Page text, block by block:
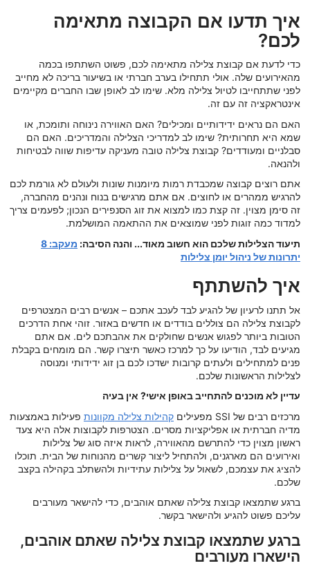
איך תדעו אם הקבוצה מתאימה
לכם?
כדי לדעת אם קבוצת צלילה מתאימה לכם, פשוט השתתפו בכמה
מהאירועים שלה. אולי תתחילו בערב חברתי או בשיעור בריכה לא מחייב
לפני שתתחייבו לטיול צלילה מלא. שימו לב לאופן שבו החברים מקיימים
אינטראקציה זה עם זה.
האם הם נראים ידידותיים ומכילים? האם האווירה נינוחה ותומכת, או
שמא היא תחרותית? שימו לב למדריכי הצלילה והמדריכים. האם הם
סבלניים ומעודדים? קבוצת צלילה טובה מעניקה עדיפות שווה לבטיחות
ולהנאה.
אתם רוצים קבוצה שמכבדת רמות מיומנות שונות ולעולם לא גורמת לכם
להרגיש ממהרים או לחוצים. אם אתם מרגישים בנוח ונהנים מהחברה,
זה סימן מצוין. זה קצת כמו למצוא את זוג הסנפירים הנכון; לפעמים צריך
למדוד כמה זוגות לפני שמוצאים את ההתאמה המושלמת.
תיעוד הצלילות שלכם הוא חשוב מאוד... והנה הסיבה:
מעקב: 8
יתרונות של ניהול יומן צלילות
איך להשתתף
אל תתנו לרעיון של להגיע לבד לעכב אתכם – אנשים רבים המצטרפים
לקבוצת צלילה הם צוללים בודדים או חדשים באזור. זוהי אחת הדרכים
הטובות ביותר לפגוש אנשים שחולקים את אהבתכם לים. אם אתם
מגיעים לבד, הודיעו על כך למרכז כאשר תיצרו קשר. הם מומחים בקבלת
פנים למתחילים ולעתים קרובות ישדכו לכם בן זוג ידידותי ומנוסה
לצלילות הראשונות שלכם.
עדיין לא מוכנים להתחייב באופן אישי? אין בעיה
מרכזים רבים של SSI מפעילים
קהילות צלילה מקוונות פעילות באמצעות
מדיה חברתית או אפליקציות מסרים. הצטרפות לקבוצות אלה היא צעד
ראשון מצוין כדי להתרשם מהאווירה, לראות איזה סוג של צלילות
ואירועים הם מארגנים, ולהתחיל ליצור קשרים מהנוחות של הבית. תוכלו
להציג את עצמכם, לשאול על צלילות עתידיות ולהשתלב בקהילה בקצב
שלכם.
ברגע שתמצאו קבוצת צלילה שאתם אוהבים, כדי להישאר מעורבים
עליכם פשוט להגיע ולהישאר בקשר.
ברגע שתמצאו קבוצת צלילה שאתם אוהבים,
הישארו מעורבים